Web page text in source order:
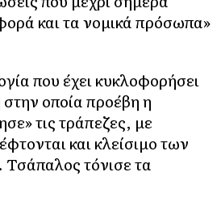
και τα νομικά πρόσωπα»
που έχει κυκλοφορήσει
στην οποία προέβη η
τις τράπεζες, με
και κλείσιμο των
τόνισε τα